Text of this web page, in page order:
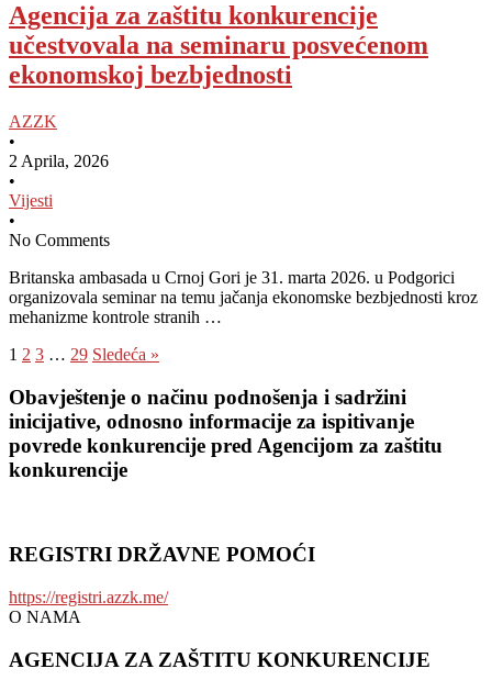
Agencija za zaštitu konkurencije
učestvovala na seminaru posvećenom
ekonomskoj bezbjednosti
AZZK
•
2 Aprila, 2026
•
Vijesti
•
No Comments
Britanska ambasada u Crnoj Gori je 31. marta 2026. u Podgorici
organizovala seminar na temu jačanja ekonomske bezbjednosti kroz
mehanizme kontrole stranih …
1 2 3 … 29 Sledeća »
Obavještenje o načinu podnošenja i sadržini
inicijative, odnosno informacije za ispitivanje
povrede konkurencije pred Agencijom za zaštitu
konkurencije
REGISTRI DRŽAVNE POMOĆI
https://registri.azzk.me/
O NAMA
AGENCIJA ZA ZAŠTITU KONKURENCIJE